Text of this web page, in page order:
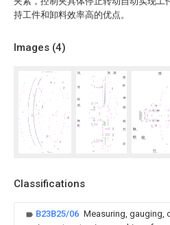
持工件和卸料效率高的优点。
Images (4)
Classifications
B23B25/06 Measuring, gauging,